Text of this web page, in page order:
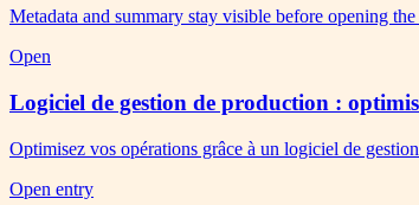
Metadata and summary stay visible before opening the
Open
Logiciel de gestion de production :
Optimisez vos opérations grâce à un logiciel de
Open entry